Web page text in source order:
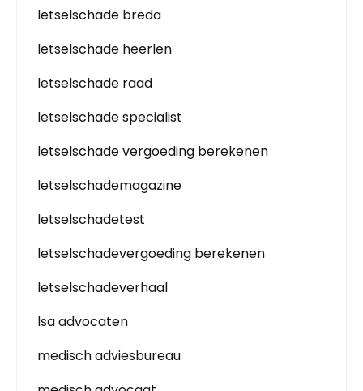
letselschade breda
letselschade heerlen
letselschade raad
letselschade specialist
letselschade vergoeding berekenen
letselschademagazine
letselschadetest
letselschadevergoeding berekenen
letselschadeverhaal
lsa advocaten
medisch adviesbureau